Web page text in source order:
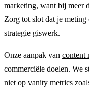
marketing, want bij meer
Zorg tot slot dat je
strategie giswerk.
Onze aanpak van content
commerciële doelen. We
niet op vanity metrics